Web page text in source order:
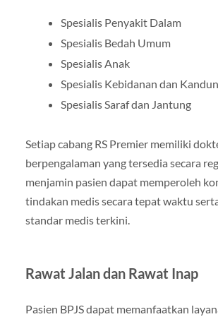
Spesialis Penyakit Dalam
Spesialis Bedah Umum
Spesialis Anak
Spesialis Kebidanan dan
Spesialis Saraf dan Jantung
Setiap cabang RS Premier memiliki
berpengalaman yang tersedia secara
menjamin pasien dapat memperoleh
tindakan medis secara tepat waktu
standar medis terkini.
Rawat Jalan dan Rawat Inap
Pasien BPJS dapat memanfaatkan